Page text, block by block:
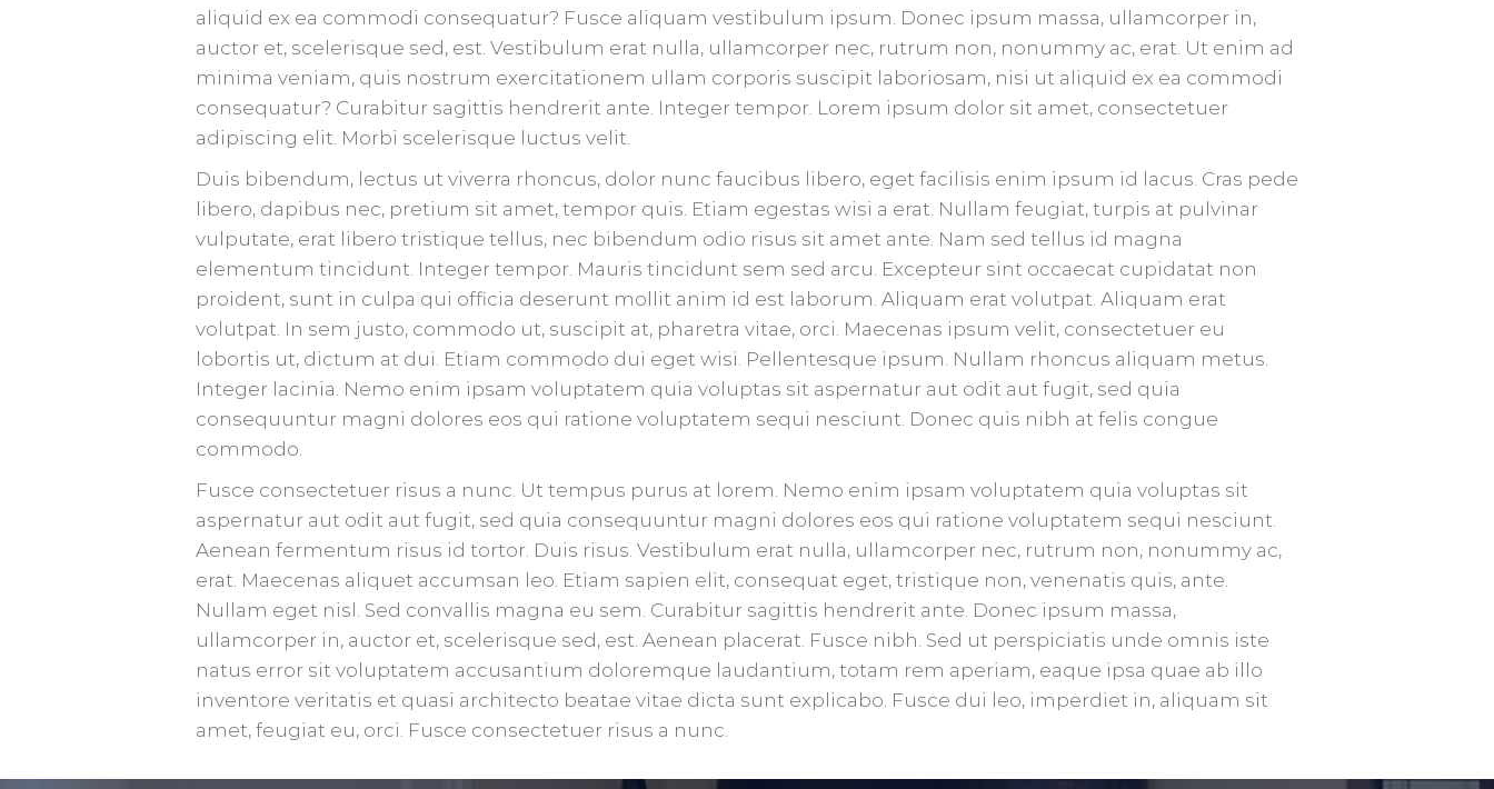
aliquid ex ea commodi consequatur? Fusce aliquam vestibulum ipsum. Donec ipsum massa, ullamcorper in,
auctor et, scelerisque sed, est. Vestibulum erat nulla, ullamcorper nec, rutrum non, nonummy ac, erat. Ut enim ad
minima veniam, quis nostrum exercitationem ullam corporis suscipit laboriosam, nisi ut aliquid ex ea commodi
consequatur? Curabitur sagittis hendrerit ante. Integer tempor. Lorem ipsum dolor sit amet, consectetuer
adipiscing elit. Morbi scelerisque luctus velit.
Duis bibendum, lectus ut viverra rhoncus, dolor nunc faucibus libero, eget facilisis enim ipsum id lacus. Cras pede
libero, dapibus nec, pretium sit amet, tempor quis. Etiam egestas wisi a erat. Nullam feugiat, turpis at pulvinar
vulputate, erat libero tristique tellus, nec bibendum odio risus sit amet ante. Nam sed tellus id magna
elementum tincidunt. Integer tempor. Mauris tincidunt sem sed arcu. Excepteur sint occaecat cupidatat non
proident, sunt in culpa qui officia deserunt mollit anim id est laborum. Aliquam erat volutpat. Aliquam erat
volutpat. In sem justo, commodo ut, suscipit at, pharetra vitae, orci. Maecenas ipsum velit, consectetuer eu
lobortis ut, dictum at dui. Etiam commodo dui eget wisi. Pellentesque ipsum. Nullam rhoncus aliquam metus.
Integer lacinia. Nemo enim ipsam voluptatem quia voluptas sit aspernatur aut odit aut fugit, sed quia
consequuntur magni dolores eos qui ratione voluptatem sequi nesciunt. Donec quis nibh at felis congue
commodo.
Fusce consectetuer risus a nunc. Ut tempus purus at lorem. Nemo enim ipsam voluptatem quia voluptas sit
aspernatur aut odit aut fugit, sed quia consequuntur magni dolores eos qui ratione voluptatem sequi nesciunt.
Aenean fermentum risus id tortor. Duis risus. Vestibulum erat nulla, ullamcorper nec, rutrum non, nonummy ac,
erat. Maecenas aliquet accumsan leo. Etiam sapien elit, consequat eget, tristique non, venenatis quis, ante.
Nullam eget nisl. Sed convallis magna eu sem. Curabitur sagittis hendrerit ante. Donec ipsum massa,
ullamcorper in, auctor et, scelerisque sed, est. Aenean placerat. Fusce nibh. Sed ut perspiciatis unde omnis iste
natus error sit voluptatem accusantium doloremque laudantium, totam rem aperiam, eaque ipsa quae ab illo
inventore veritatis et quasi architecto beatae vitae dicta sunt explicabo. Fusce dui leo, imperdiet in, aliquam sit
amet, feugiat eu, orci. Fusce consectetuer risus a nunc.